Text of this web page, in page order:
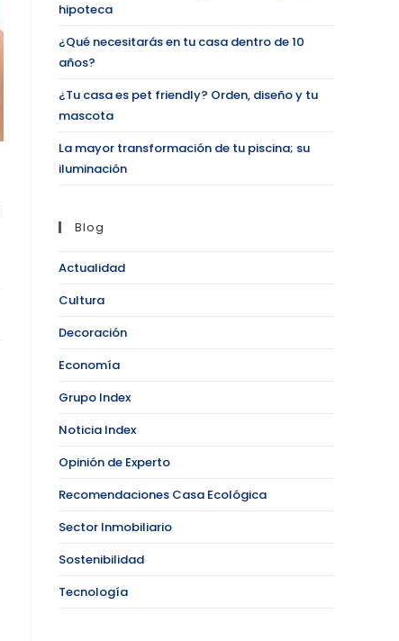
hipoteca
¿Qué necesitarás en tu casa dentro de 10
años?
¿Tu casa es pet friendly? Orden, diseño y tu
mascota
La mayor transformación de tu piscina; su
iluminación
Blog
Actualidad
Cultura
Decoración
Economía
Grupo Index
Noticia Index
Opinión de Experto
Recomendaciones Casa Ecológica
Sector Inmobiliario
Sostenibilidad
Tecnología